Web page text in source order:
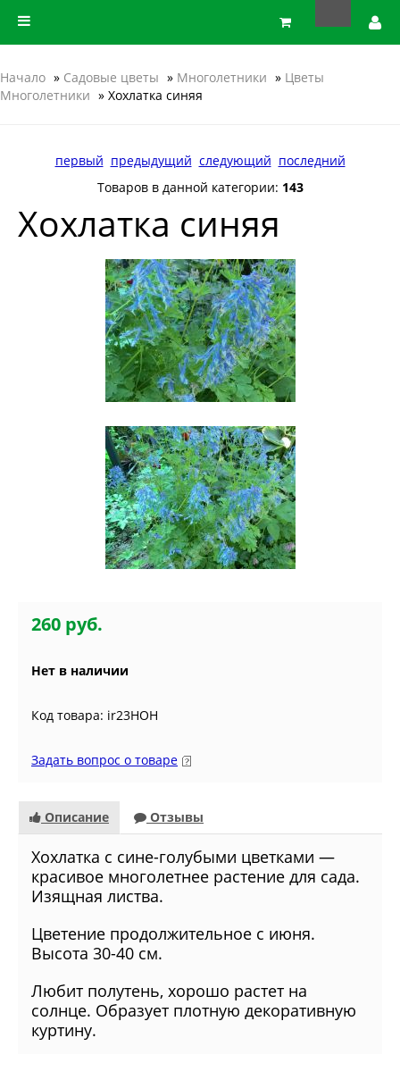
Начало » Садовые цветы » Многолетники » Цветы
Многолетники » Хохлатка синяя
первый предыдущий следующий последний
Товаров в данной категории: 143
Хохлатка синяя
260 руб.
Нет в наличии
Код товара: ir23HOH
Задать вопрос о товаре
Описание Отзывы
Хохлатка с сине-голубыми цветками —
красивое многолетнее растение для сада.
Изящная листва.
Цветение продолжительное с июня.
Высота 30-40 см.
Любит полутень, хорошо растет на
солнце. Образует плотную декоративную
куртину.